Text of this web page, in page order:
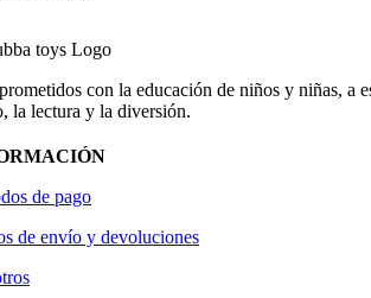
con la educación de niños y niñas, a
la lectura y la diversión.
de pago
de envío y devoluciones